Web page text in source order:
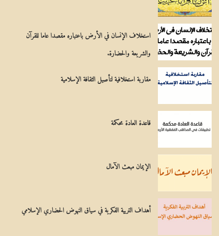
ي
ح
ي
استخلاف الإنسان في الأرض باعتباره مقصدا عاما للقرآن
والشريعة والحضارة.
مقاربة استخلافية لتأصيل الثقافة الإسلامية
قاعدة العادة محكمة
الإيمان مبعث الآمال
أهداف التربية الفكرية في سياق النهوض الحضاري الإسلامي